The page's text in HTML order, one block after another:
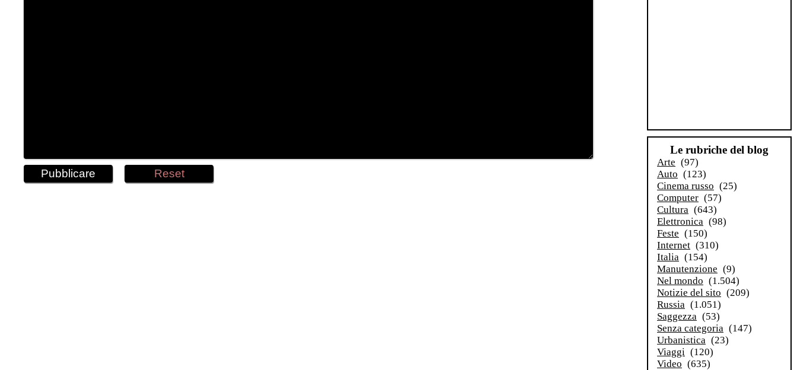
Le rubriche del blog
Arte (97)
Auto (123)
Cinema russo (25)
Computer (57)
Cultura (643)
Elettronica (98)
Feste (150)
Internet (310)
Italia (154)
Manutenzione (9)
Nel mondo (1.504)
Notizie del sito (209)
Russia (1.051)
Saggezza (53)
Senza categoria (147)
Urbanistica (23)
Viaggi (120)
Video (635)